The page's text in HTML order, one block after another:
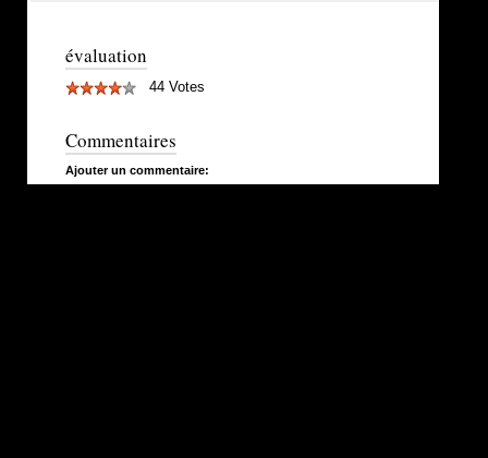
évaluation
44 Votes
Commentaires
Ajouter un commentaire: